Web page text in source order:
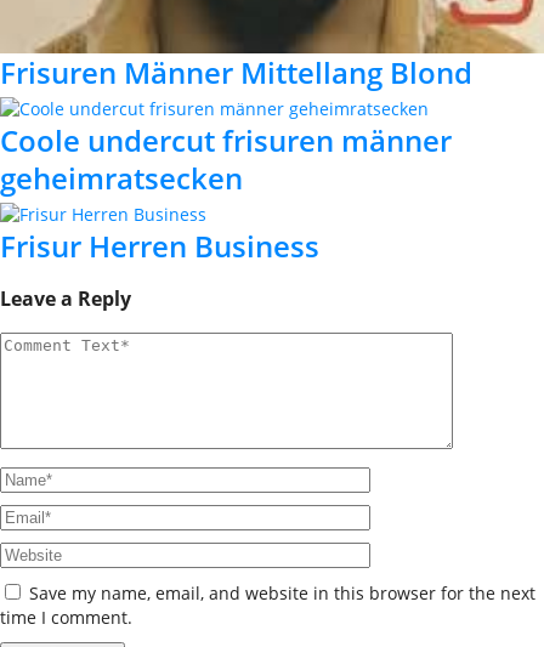
Frisuren Männer Mittellang Blond
Coole undercut frisuren männer
geheimratsecken
Frisur Herren Business
Leave a Reply
Save my name, email, and website in this browser for the next
time I comment.